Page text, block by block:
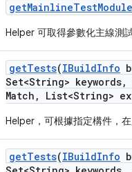
getMainlineTestModule
Helper 可取得參數化主線測
getTests(IBuildInfo
Set<String> keywords,
Match , List<String>
Helper，可根據指定構件，在
getTests(IBuildInfo